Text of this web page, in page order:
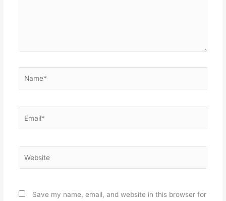
Save my name, email, and website in this browser for